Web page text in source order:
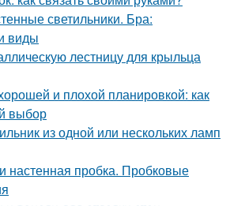
светильники. Бра:
виды
лестницу для крыльца
и плохой планировкой: как
выбор
из одной или нескольких ламп
настенная пробка. Пробковые